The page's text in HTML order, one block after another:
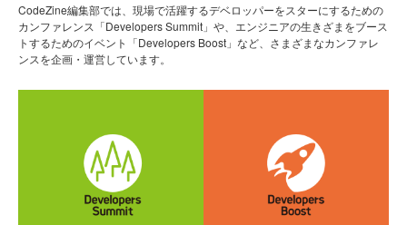
CodeZine編集部では、現場で活躍するデベロッパーをスターにするための
カンファレンス「Developers Summit」や、エンジニアの生きざまをブース
トするためのイベント「Developers Boost」など、さまざまなカンファレ
ンスを企画・運営しています。